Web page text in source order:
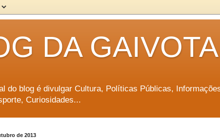
DA GAIVOTA
do blog é divulgar Cultura, Políticas Públicas,
Curiosidades...
de 2013